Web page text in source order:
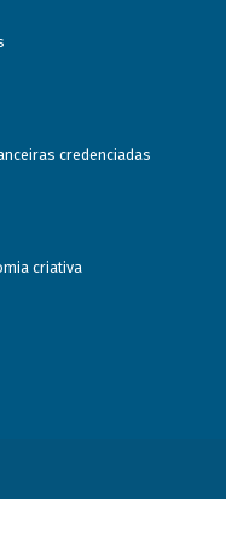
credenciadas
criativa